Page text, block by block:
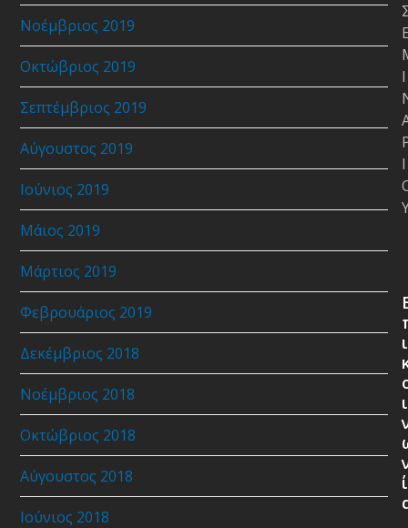
Νοέμβριος 2019
Οκτώβριος 2019
Σεπτέμβριος 2019
Αύγουστος 2019
Ιούνιος 2019
Μάιος 2019
Μάρτιος 2019
Φεβρουάριος 2019
Δεκέμβριος 2018
Νοέμβριος 2018
Οκτώβριος 2018
Αύγουστος 2018
Ιούνιος 2018
Ι
Ι
ι
ι
ί